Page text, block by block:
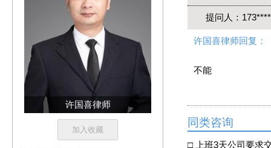
许国喜律师
提问人：
许国喜律师回复：
不能
同类咨询
□ 上班3天公司要求